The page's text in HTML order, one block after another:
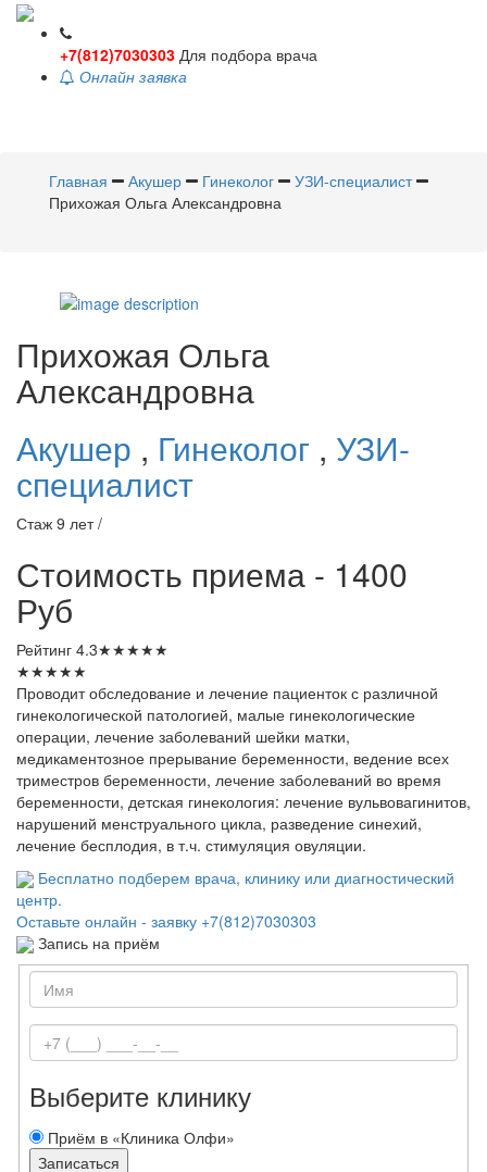
+7(812)7030303 Для подбора врача
Онлайн заявка
Главная
Акушер Гинеколог
УЗИ-специалист
Прихожая Ольга Александровна
Прихожая Ольга
Александровна
Акушер , Гинеколог , УЗИ-
специалист
Стаж 9 лет /
Стоимость приема - 1400
Руб
Рейтинг 4.3★★★★★
★★★★★
Проводит обследование и лечение пациенток с различной
гинекологической патологией, малые гинекологические
операции, лечение заболеваний шейки матки,
медикаментозное прерывание беременности, ведение всех
триместров беременности, лечение заболеваний во время
беременности, детская гинекология: лечение вульвовагинитов,
нарушений менструального цикла, разведение синехий,
лечение бесплодия, в т.ч. стимуляция овуляции.
Бесплатно подберем врача, клинику или диагностический
центр.
Оставьте онлайн - заявку +7(812)7030303
Запись на приём
Выберите клинику
Приём в «Клиника Олфи»